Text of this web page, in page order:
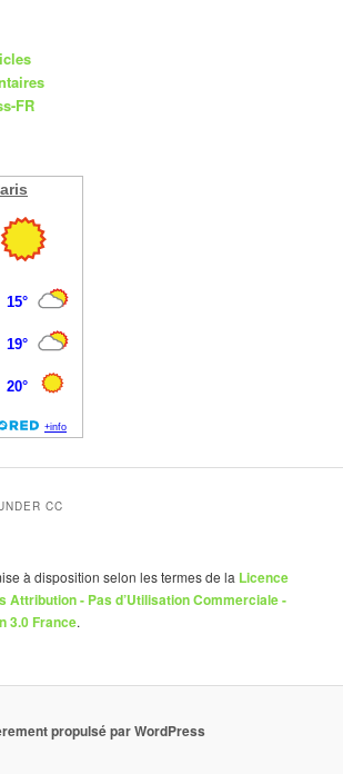
FR
CC
à disposition selon les termes de la Licence
Attribution - Pas d’Utilisation Commerciale -
3.0 France.
propulsé par WordPress